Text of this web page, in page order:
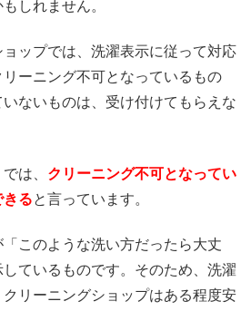
しれません。
ップでは、洗濯表示に従って対応
ーニング不可となっているもの
ないものは、受け付けてもらえな
は、 クリーニング不可となってい
ると言っています。
このような洗い方だったら大丈
ているものです。そのため、洗濯
リーニングショップはある程度安